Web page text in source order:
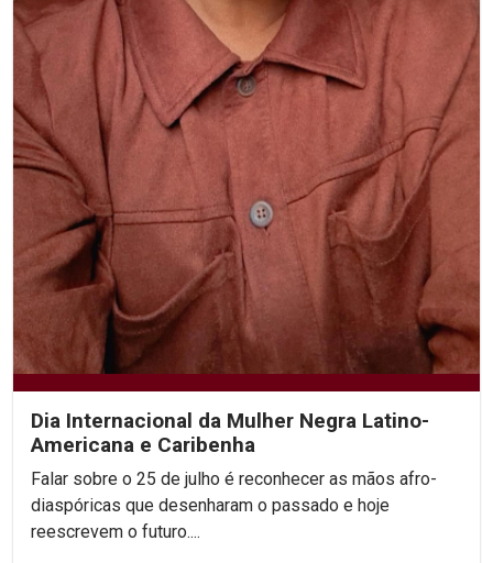
Dia Internacional da Mulher Negra Latino-
Americana e Caribenha
Falar sobre o 25 de julho é reconhecer as mãos afro-
diaspóricas que desenharam o passado e hoje
reescrevem o futuro....